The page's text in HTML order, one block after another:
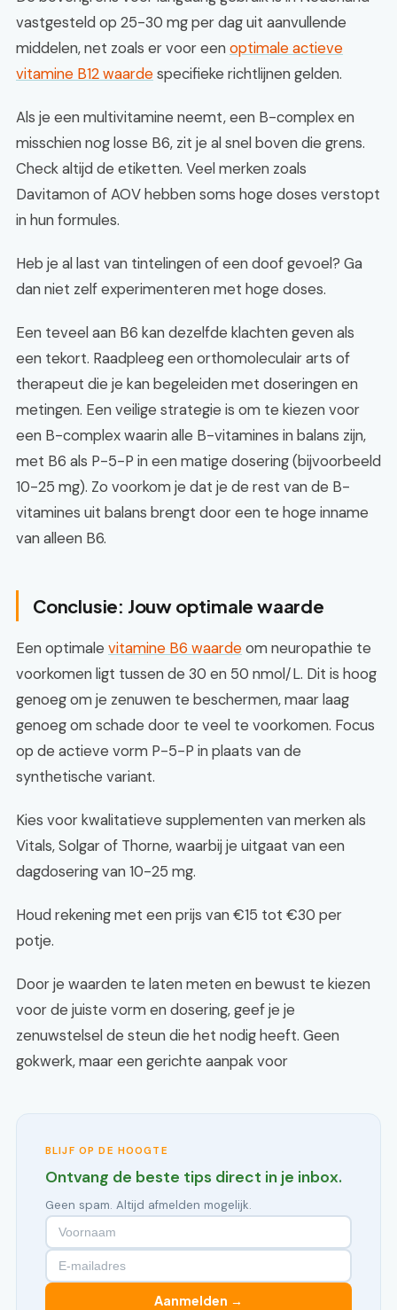
vastgesteld op 25-30 mg per dag uit aanvullende
middelen, net zoals er voor eenoptimale actieve
vitamine B12 waardespecifieke richtlijnen gelden.
Als je een multivitamine neemt, een B-complex en
misschien nog losse B6, zit je al snel boven die grens.
Check altijd de etiketten. Veel merken zoals
Davitamon of AOV hebben soms hoge doses verstopt
in hun formules.
Heb je al last van tintelingen of een doof gevoel? Ga
dan niet zelf experimenteren met hoge doses.
Een teveel aan B6 kan dezelfde klachten geven als
een tekort. Raadpleeg een orthomoleculair arts of
therapeut die je kan begeleiden met doseringen en
metingen. Een veilige strategie is om te kiezen voor
een B-complex waarin alle B-vitamines in balans zijn,
met B6 als P-5-P in een matige dosering (bijvoorbeeld
10-25 mg). Zo voorkom je dat je de rest van de B-
vitamines uit balans brengt door een te hoge inname
van alleen B6.
Conclusie: Jouw optimale waarde
Een optimale vitamine B6 waardeom neuropathie te
voorkomen ligt tussen de 30 en 50 nmol/L. Dit is hoog
genoeg om je zenuwen te beschermen, maar laag
genoeg om schade door te veel te voorkomen. Focus
op de actieve vorm P-5-P in plaats van de
synthetische variant.
Kies voor kwalitatieve supplementen van merken als
Vitals, Solgar of Thorne, waarbij je uitgaat van een
dagdosering van 10-25 mg.
Houd rekening met een prijs van €15 tot €30 per
potje.
Door je waarden te laten meten en bewust te kiezen
voor de juiste vorm en dosering, geef je je
zenuwstelsel de steun die het nodig heeft. Geen
gokwerk, maar een gerichte aanpak voor
BLIJF OP DE HOOGTE
Ontvang de beste tips direct in je inbox.
Geen spam. Altijd afmelden mogelijk.
Aanmelden →